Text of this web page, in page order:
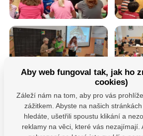
Máte
Kontaktujte nás
Aby web fungoval tak, jak ho
cookies)
Záleží nám na tom, aby pro vás
zážitkem. Abyste na našich
hledáte, ušetřili spoustu klikání a
reklamy na věci, které vás nezajímají.